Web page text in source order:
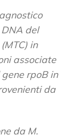
del
in
associate
rpoB in
da
da M.